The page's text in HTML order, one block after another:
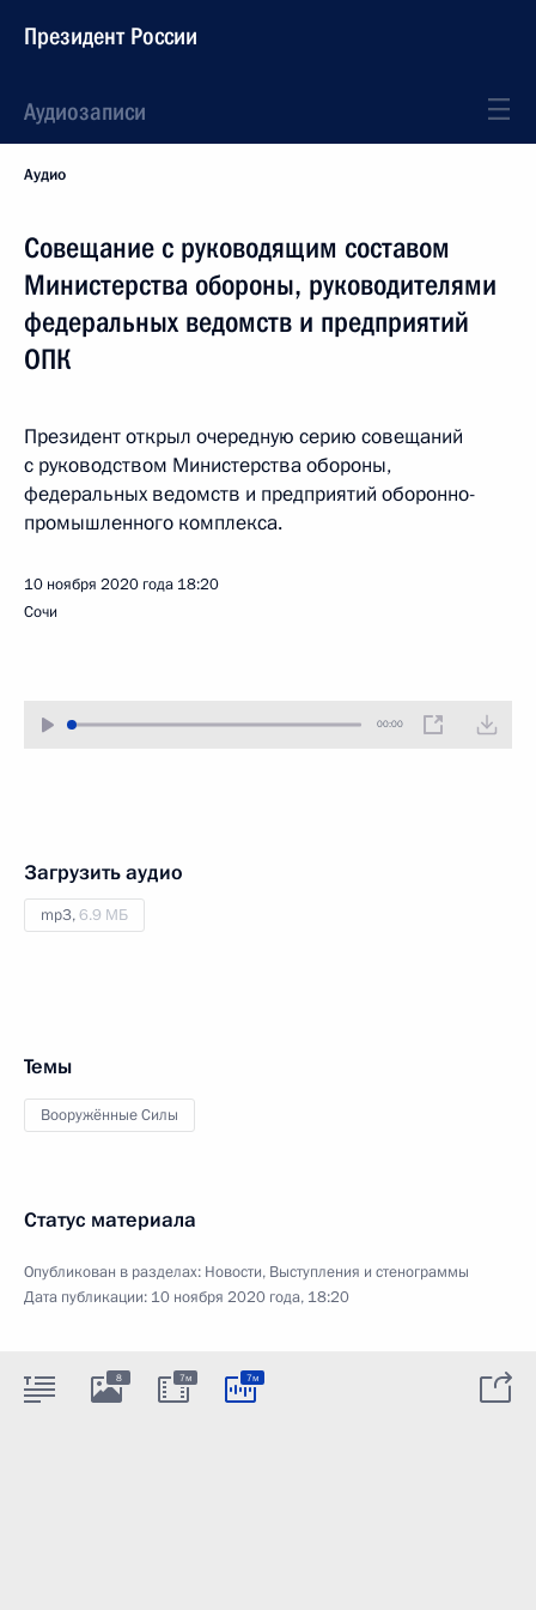
Президент России
Аудиозаписи
Аудио
Совещание с руководящим составом
Министерства обороны, руководителями
федеральных ведомств и предприятий
ОПК
Президент открыл очередную серию совещаний
с руководством Министерства обороны,
федеральных ведомств и предприятий оборонно-
промышленного комплекса.
10 ноября 2020 года 18:20
Сочи
00:00
Загрузить аудио
mp3,6.9 МБ
Темы
Вооружённые Силы
Статус материала
Опубликован в разделах: Новости, Выступления и стенограммы
Дата публикации: 10 ноября 2020 года, 18:20
8 7м 7м